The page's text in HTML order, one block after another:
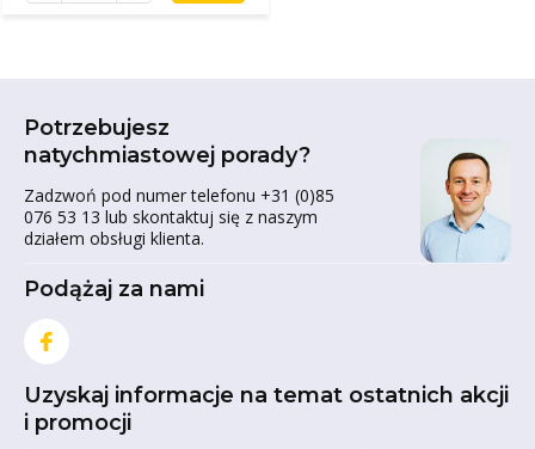
Potrzebujesz
natychmiastowej porady?
Zadzwoń pod numer telefonu +31 (0)85
076 53 13 lub skontaktuj się z naszym
działem obsługi klienta.
Podążaj za nami
Uzyskaj informacje na temat ostatnich akcji
i promocji